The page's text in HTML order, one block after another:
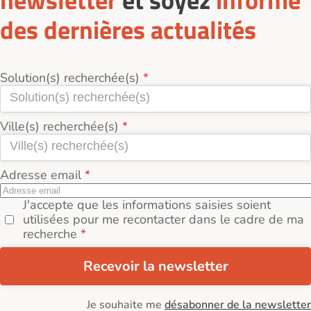
des dernières actualités
Solution(s) recherchée(s)
Ville(s) recherchée(s)
Adresse email
J'accepte que les informations saisies soient
utilisées pour me recontacter dans le cadre de ma
recherche
Recevoir la newsletter
Je souhaite me désabonner de la newsletter